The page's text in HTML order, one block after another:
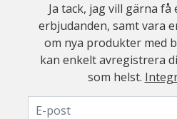
Ja tack, jag vill gärna få
erbjudanden, samt vara
om nya produkter med
kan enkelt avregistrera
som helst.